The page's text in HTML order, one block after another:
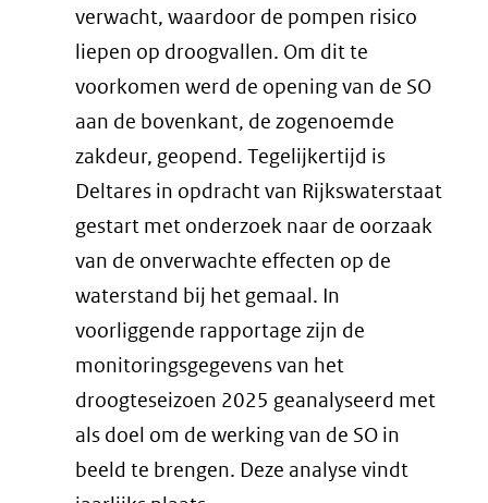
verwacht, waardoor de pompen risico
liepen op droogvallen. Om dit te
voorkomen werd de opening van de SO
aan de bovenkant, de zogenoemde
zakdeur, geopend. Tegelijkertijd is
Deltares in opdracht van Rijkswaterstaat
gestart met onderzoek naar de oorzaak
van de onverwachte effecten op de
waterstand bij het gemaal. In
voorliggende rapportage zijn de
monitoringsgegevens van het
droogteseizoen 2025 geanalyseerd met
als doel om de werking van de SO in
beeld te brengen. Deze analyse vindt